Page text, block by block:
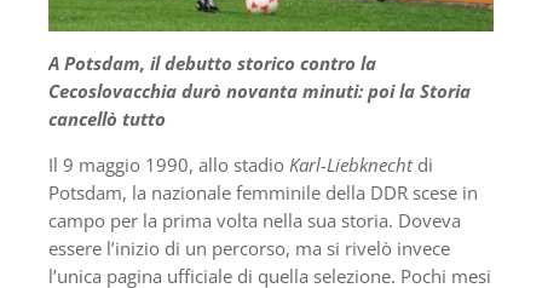
A Potsdam, il debutto storico contro la
Cecoslovacchia durò novanta minuti: poi la Storia
cancellò tutto
Il 9 maggio 1990, allo stadio Karl-Liebknechtdi
Potsdam, la nazionale femminile della DDR scese in
campo per la prima volta nella sua storia. Doveva
essere l’inizio di un percorso, ma si rivelò invece
l’unica pagina ufficiale di quella selezione. Pochi mesi